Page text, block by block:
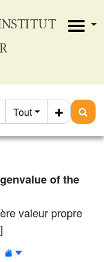
Tout
of the
valeur propre